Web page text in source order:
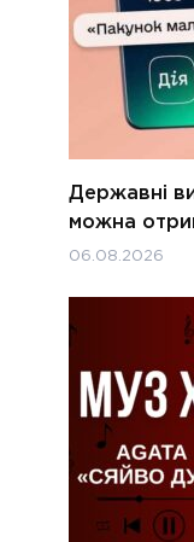
Державні
можна
06.08.2026